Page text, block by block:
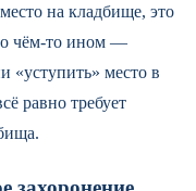
на кладбище, это
о чём-то ином —
«уступить» место в
равно требует